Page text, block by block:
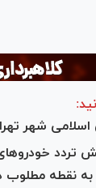
تشریح کرد؛ ۱۰ دستاورد
تردد
به نقطه مطلوب